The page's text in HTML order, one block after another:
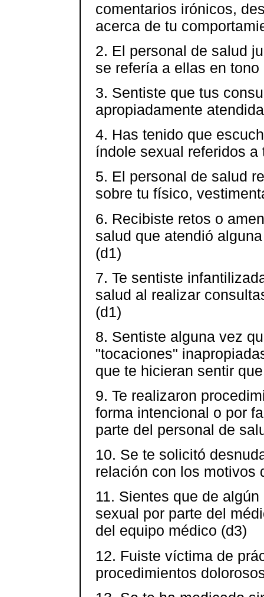
comentarios irónicos,
acerca de tu
2. El personal de salud
se refería a ellas en
3. Sentiste que tus
apropiadamente
4. Has tenido que
índole sexual referidos
5. El personal de salud
sobre tu físico,
6. Recibiste retos o
salud que atendió
(d1)
7. Te sentiste
salud al realizar
(d1)
8. Sentiste alguna vez
"tocaciones"
que te hicieran sentir
9. Te realizaron
forma intencional o por
parte del personal de
10. Se te solicitó
relación con los motivos
11. Sientes que de
sexual por parte del
del equipo médico (d3)
12. Fuiste víctima de
procedimientos